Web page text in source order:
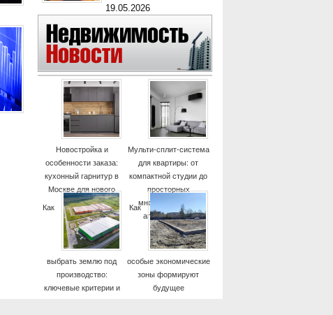
19.05.2026
Новостройка и
особенности заказа:
кухонный гарнитур в
Москве для нового
дома
Мульти-сплит-система
для квартиры: от
компактной студии до
просторных
многокомнатных
апартаментов
Как
выбрать землю под
производство:
ключевые критерии и
Как
особые экономические
зоны формируют
будущее